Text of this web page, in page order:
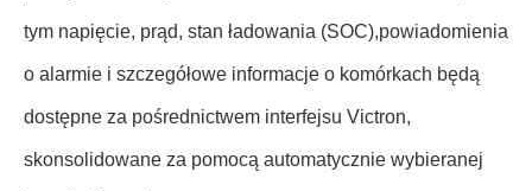
tym napięcie, prąd, stan ładowania (SOC),powiadomienia
o alarmie i szczegółowe informacje o komórkach będą
dostępne za pośrednictwem interfejsu Victron,
skonsolidowane za pomocą automatycznie wybieranej